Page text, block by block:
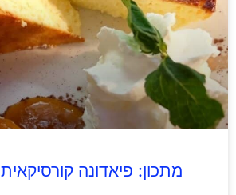
מתכון: פיאדונה קורסיקאית Fiadone